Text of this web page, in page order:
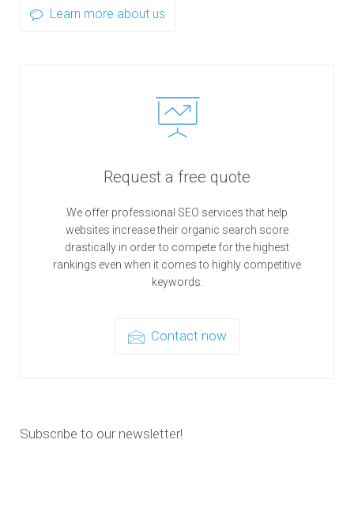
Learn more about us
Request a free quote
We offer professional SEO services that help
websites increase their organic search score
drastically in order to compete for the highest
rankings even when it comes to highly competitive
keywords.
Contact now
Subscribe to our newsletter!